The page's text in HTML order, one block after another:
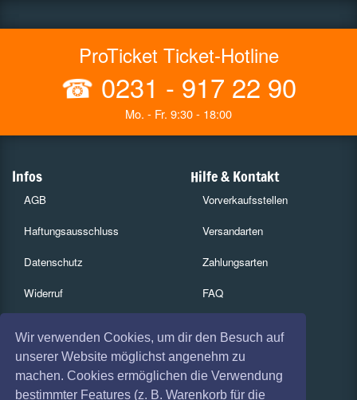
Wir verwenden Cookies, um dir den Besuch auf
unserer Website möglichst angenehm zu
machen. Cookies ermöglichen die Verwendung
bestimmter Features (z. B. Warenkorb für die
ProTicket Ticket-Hotline
☎ 0231 - 917 22 90
Mo. - Fr. 9:30 - 18:00
Infos
AGB
Haftungsausschluss
Datenschutz
Widerruf
Absagen
Hilfe & Kontakt
Vorverkaufsstellen
Versandarten
Zahlungsarten
FAQ
Services
Gutscheine
Geschäftskunden